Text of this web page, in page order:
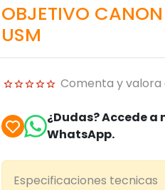
OBJETIVO
USM
Comenta y
¿Dudas? Accede
WhatsApp.
Especificaciones tecnicas